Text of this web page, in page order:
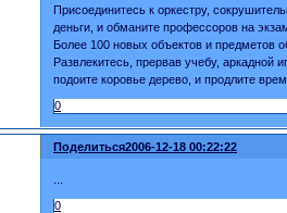
Присоединитесь к оркестру,
деньги, и обманите профессоров на
Более 100 новых объектов и предметов
Развлекитесь, прервав учебу, аркадной
подоите коровье дерево, и продлите
0
Поделиться2006-12-18 00:22:22
0